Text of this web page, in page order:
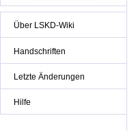
Über LSKD-Wiki
Handschriften
Letzte Änderungen
Hilfe